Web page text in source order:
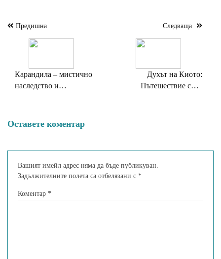
Навигация
Предишна
Карандила – мистично
наследство и
Следваща
Духът на Киото:
Пътешествие сред
Оставете коментар
Вашият имейл адрес няма да бъде публикуван.
Задължителните полета са отбелязани с *
Коментар *